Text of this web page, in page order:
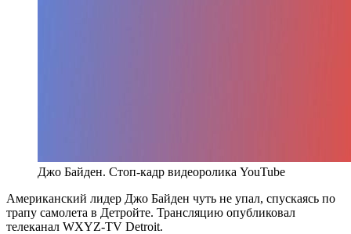
Джо Байден. Стоп-кадр видеоролика YouTube
Американский лидер Джо Байден чуть не упал, спускаясь по
трапу самолета в Детройте. Трансляцию опубликовал
телеканал WXYZ-TV Detroit.